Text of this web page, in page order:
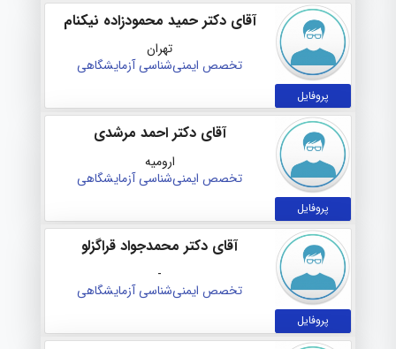
پروفایل
آقای دکتر حمید محمودزاده نیکنام
تهران
تخصص ایمنی‌شناسی آزمایشگاهی
پروفایل
آقای دکتر احمد مرشدی
ارومیه
تخصص ایمنی‌شناسی آزمایشگاهی
پروفایل
آقای دکتر محمدجواد قراگزلو
-
تخصص ایمنی‌شناسی آزمایشگاهی